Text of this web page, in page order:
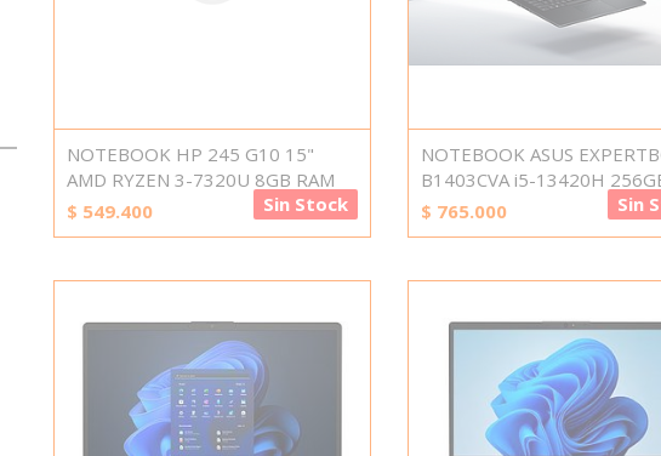
NOTEBOOK HP 245 G10 15"
AMD RYZEN 3-7320U 8GB RAM
$ 549.400 Sin Stock
NOTEBOOK ASUS
B1403CVA i5-13420H
$ 765.000 Sin